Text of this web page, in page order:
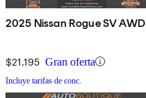
2025 Nissan Rogue SV AWD
$21,195 Gran oferta
Incluye tarifas de conc.